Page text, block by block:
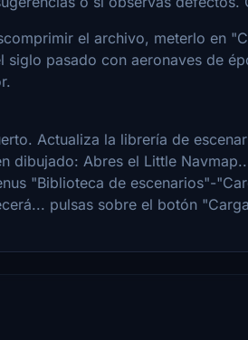
el archivo, meterlo en
siglo pasado con aeronaves de
Actualiza la librería de
dibujado: Abres el Little
"Biblioteca de escenarios"-
pulsas sobre el botón